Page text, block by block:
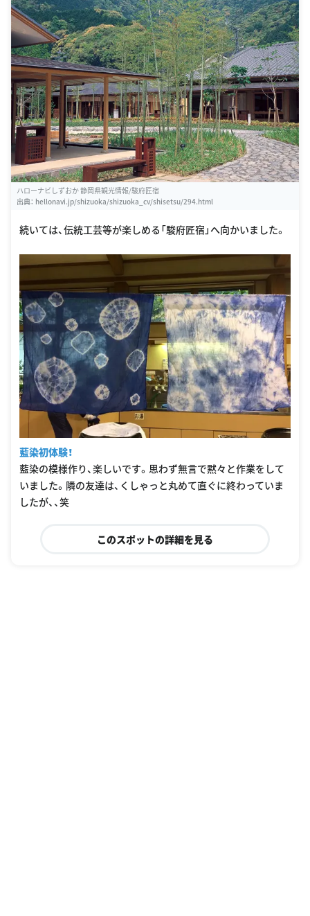
ハローナビしずおか 静岡県観光情報/駿府匠宿
出典： hellonavi.jp/shizuoka/shizuoka_cv/shisetsu/294.html
続いては、伝統工芸等が楽しめる「駿府匠宿」へ向かいました。
藍染初体験！
藍染の模様作り、楽しいです。思わず無言で黙々と作業をして
いました。隣の友達は、くしゃっと丸めて直ぐに終わっていま
したが、、笑
このスポットの詳細を見る